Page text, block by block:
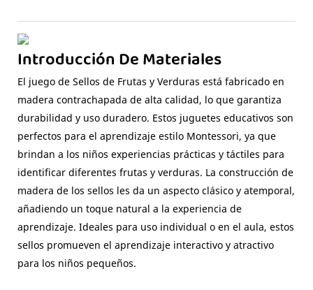
Introducción De Materiales
El juego de Sellos de Frutas y Verduras está fabricado en
madera contrachapada de alta calidad, lo que garantiza
durabilidad y uso duradero. Estos juguetes educativos son
perfectos para el aprendizaje estilo Montessori, ya que
brindan a los niños experiencias prácticas y táctiles para
identificar diferentes frutas y verduras. La construcción de
madera de los sellos les da un aspecto clásico y atemporal,
añadiendo un toque natural a la experiencia de
aprendizaje. Ideales para uso individual o en el aula, estos
sellos promueven el aprendizaje interactivo y atractivo
para los niños pequeños.